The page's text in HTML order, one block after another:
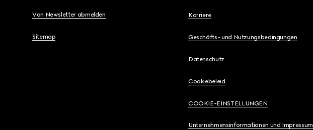
Von Newsletter abmelden
Sitemap
Karriere
Geschäfts- und Nutzungsbedingungen
Datenschutz
Cookiebeleid
COOKIE-EINSTELLUNGEN
Unternehmensinformationen und Impressum